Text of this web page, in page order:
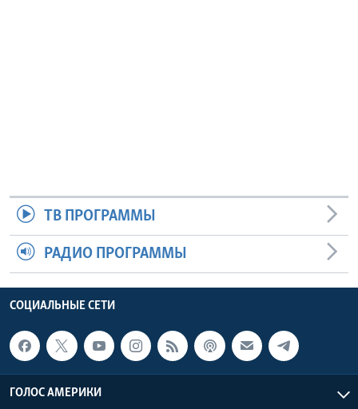
ТВ ПРОГРАММЫ
РАДИО ПРОГРАММЫ
СОЦИАЛЬНЫЕ СЕТИ
ГОЛОС АМЕРИКИ